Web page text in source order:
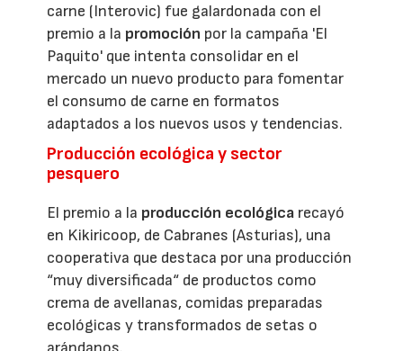
carne (Interovic) fue galardonada con el
premio a la promoción por la campaña 'El
Paquito' que intenta consolidar en el
mercado un nuevo producto para fomentar
el consumo de carne en formatos
adaptados a los nuevos usos y tendencias.
Producción ecológica y sector
pesquero
El premio a la producción ecológica recayó
en Kikiricoop, de Cabranes (Asturias), una
cooperativa que destaca por una producción
“muy diversificada“ de productos como
crema de avellanas, comidas preparadas
ecológicas y transformados de setas o